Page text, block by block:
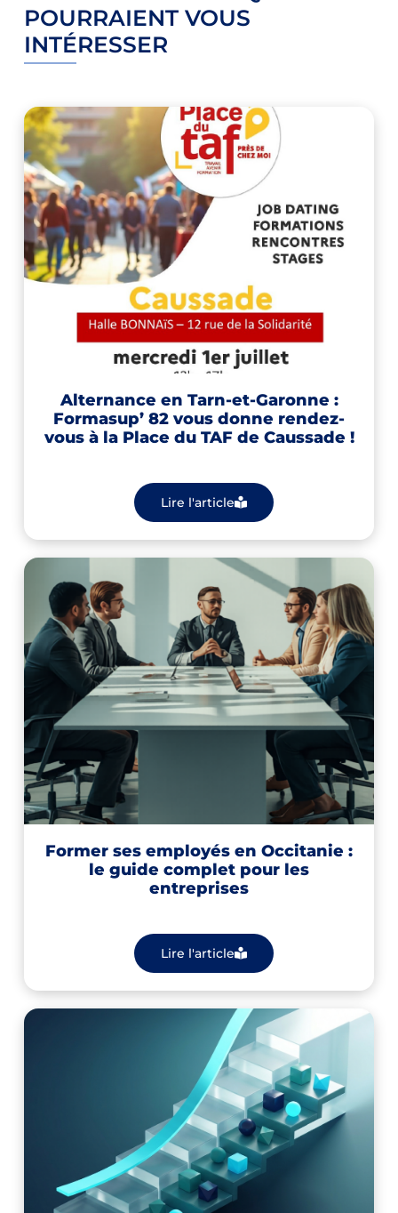
POURRAIENT VOUS
INTÉRESSER
Alternance en Tarn-et-Garonne :
Formasup’ 82 vous donne rendez-
vous à la Place du TAF de Caussade !
Lire l'article
Former ses employés en Occitanie :
le guide complet pour les
entreprises
Lire l'article